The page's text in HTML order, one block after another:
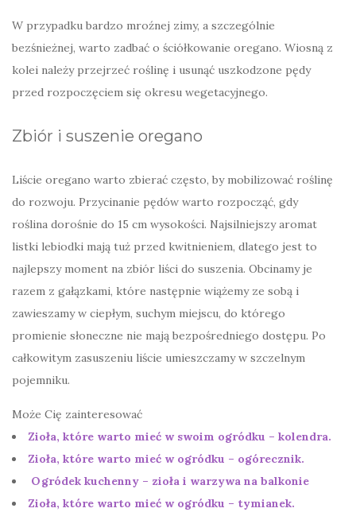
W przypadku bardzo mroźnej zimy, a szczególnie
bezśnieżnej, warto zadbać o ściółkowanie oregano. Wiosną z
kolei należy przejrzeć roślinę i usunąć uszkodzone pędy
przed rozpoczęciem się okresu wegetacyjnego.
Zbiór i suszenie oregano
Liście oregano warto zbierać często, by mobilizować roślinę
do rozwoju. Przycinanie pędów warto rozpocząć, gdy
roślina dorośnie do 15 cm wysokości. Najsilniejszy aromat
listki lebiodki mają tuż przed kwitnieniem, dlatego jest to
najlepszy moment na zbiór liści do suszenia. Obcinamy je
razem z gałązkami, które następnie wiążemy ze sobą i
zawieszamy w ciepłym, suchym miejscu, do którego
promienie słoneczne nie mają bezpośredniego dostępu. Po
całkowitym zasuszeniu liście umieszczamy w szczelnym
pojemniku.
Może Cię zainteresować
Zioła, które warto mieć w swoim ogródku – kolendra.
Zioła, które warto mieć w ogródku – ogórecznik.
Ogródek kuchenny – zioła i warzywa na balkonie
Zioła, które warto mieć w ogródku – tymianek.